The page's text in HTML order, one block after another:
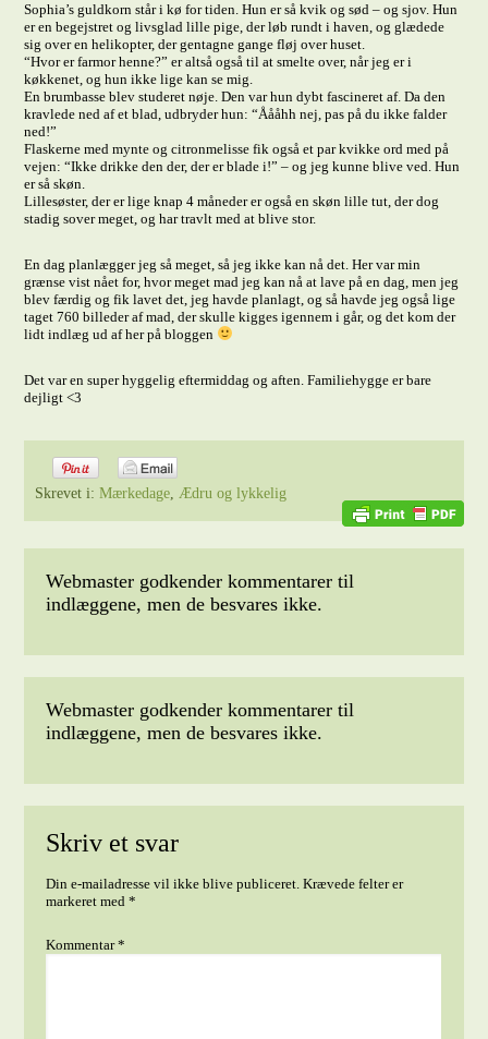
Sophia’s guldkorn står i kø for tiden. Hun er så kvik og sød – og sjov. Hun
er en begejstret og livsglad lille pige, der løb rundt i haven, og glædede
sig over en helikopter, der gentagne gange fløj over huset.
“Hvor er farmor henne?” er altså også til at smelte over, når jeg er i
køkkenet, og hun ikke lige kan se mig.
En brumbasse blev studeret nøje. Den var hun dybt fascineret af. Da den
kravlede ned af et blad, udbryder hun: “Åååhh nej, pas på du ikke falder
ned!”
Flaskerne med mynte og citronmelisse fik også et par kvikke ord med på
vejen: “Ikke drikke den der, der er blade i!” – og jeg kunne blive ved. Hun
er så skøn.
Lillesøster, der er lige knap 4 måneder er også en skøn lille tut, der dog
stadig sover meget, og har travlt med at blive stor.
En dag planlægger jeg så meget, så jeg ikke kan nå det. Her var min
grænse vist nået for, hvor meget mad jeg kan nå at lave på en dag, men jeg
blev færdig og fik lavet det, jeg havde planlagt, og så havde jeg også lige
taget 760 billeder af mad, der skulle kigges igennem i går, og det kom der
lidt indlæg ud af her på bloggen
Det var en super hyggelig eftermiddag og aften. Familiehygge er bare
dejligt <3
Skrevet i:Mærkedage,Ædru og lykkelig
Webmaster godkender kommentarer til
indlæggene, men de besvares ikke.
Webmaster godkender kommentarer til
indlæggene, men de besvares ikke.
Skriv et svar
Din e-mailadresse vil ikke blive publiceret. Krævede felter er
markeret med*
Kommentar*